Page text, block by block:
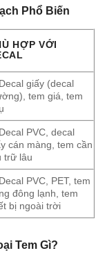
Phổ Biến
HỢP VỚI
giấy (decal
tem giá, tem
PVC, decal
cán màng, tem cần
trữ lâu
PVC, PET, tem
đông lạnh, tem
bị ngoài trời
Tem Gì?